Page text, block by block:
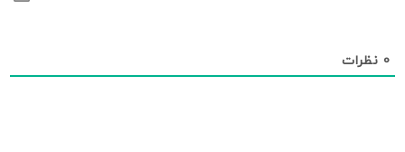
0 نظرات